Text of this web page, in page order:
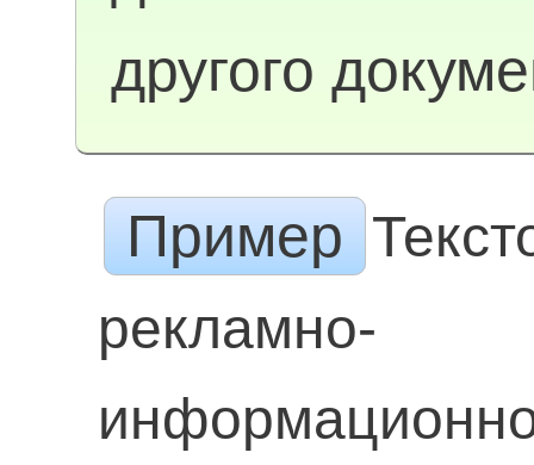
другого
Пример
рекламно-